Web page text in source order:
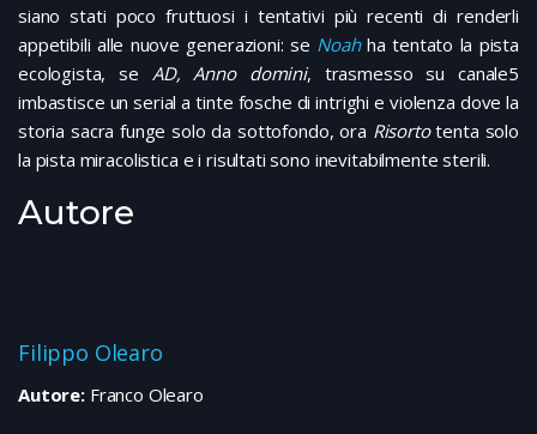
siano stati poco fruttuosi i tentativi più recenti di renderli
appetibili alle nuove generazioni: se Noahha tentato la pista
ecologista, se AD, Anno domini, trasmesso su canale5
imbastisce un serial a tinte fosche di intrighi e violenza dove la
storia sacra funge solo da sottofondo, ora Risortotenta solo
la pista miracolistica e i risultati sono inevitabilmente sterili.
Autore
Filippo Olearo
Autore:Franco Olearo